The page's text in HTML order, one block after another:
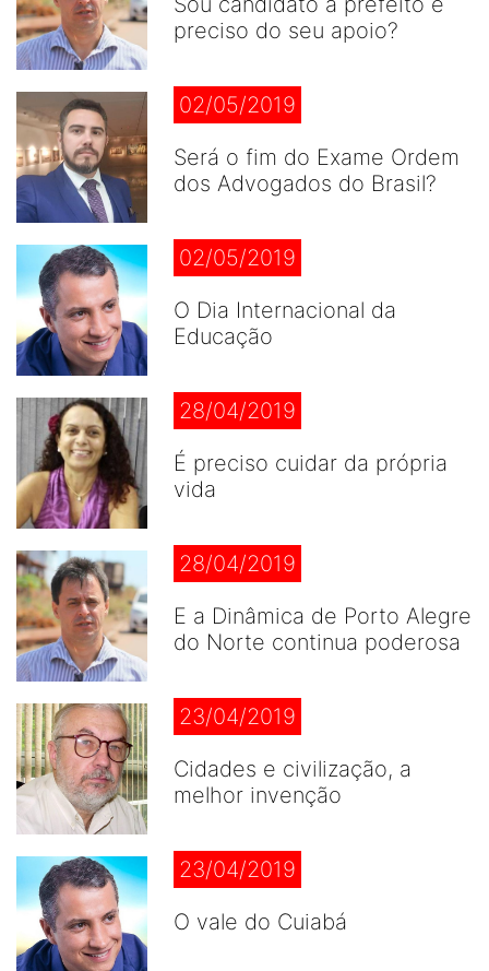
preciso do seu apoio?
02/05/2019
Será o fim do Exame Ordem
dos Advogados do Brasil?
02/05/2019
O Dia Internacional da
Educação
28/04/2019
É preciso cuidar da própria
vida
28/04/2019
E a Dinâmica de Porto Alegre
do Norte continua poderosa
23/04/2019
Cidades e civilização, a
melhor invenção
23/04/2019
O vale do Cuiabá